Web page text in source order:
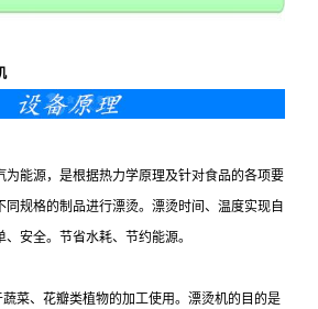
为能源，是根据热力学原理及针对食品的各项要
同规格的制品进行漂烫。漂烫时间、温度实现自
安全。节省水耗、节约能源。
菜、花瓣类植物的加工使用。漂烫机的目的是